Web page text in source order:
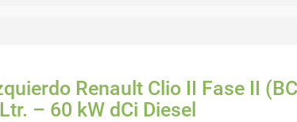
Renault Clio II Fase II
– 60 kW dCi Diesel